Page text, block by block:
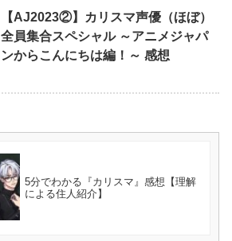
【AJ2023②】カリスマ声優（ほぼ）
全員集合スペシャル ～アニメジャパ
ンからこんにちは編！～ 感想
5分でわかる『カリスマ』感想【理解
による住人紹介】